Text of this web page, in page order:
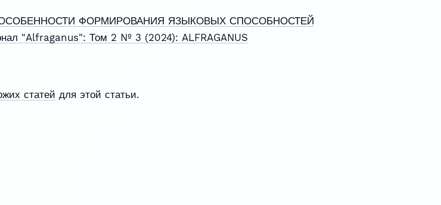
ФОРМИРОВАНИЯ ЯЗЫКОВЫХ СПОСОБНОСТЕЙ
"Alfraganus": Том 2 № 3 (2024): ALFRAGANUS
статей для этой статьи.